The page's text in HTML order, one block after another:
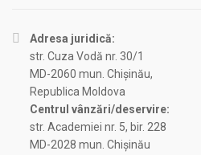
Adresa juridică:
str. Cuza Vodă nr. 30/1
MD-2060 mun. Chișinău,
Republica Moldova
Centrul vânzări/deservire:
str. Academiei nr. 5, bir. 228
MD-2028 mun. Chișinău